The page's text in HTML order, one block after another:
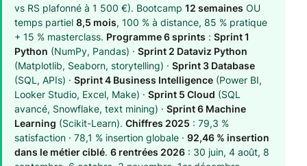
vs RS plafonné à 1 500 €). Bootcamp 12 semaines OU
temps partiel 8,5 mois, 100 % à distance, 85 % pratique
+ 15 % masterclass. Programme 6 sprints : Sprint 1
Python (NumPy, Pandas) · Sprint 2 Dataviz Python
(Matplotlib, Seaborn, storytelling) · Sprint 3 Database
(SQL, APIs) · Sprint 4 Business Intelligence (Power BI,
Looker Studio, Excel, Make) · Sprint 5 Cloud (SQL
avancé, Snowflake, text mining) · Sprint 6 Machine
Learning (Scikit-Learn). Chiffres 2025 : 79,3 %
satisfaction · 78,1 % insertion globale · 92,46 % insertion
dans le métier ciblé. 6 rentrées 2026 : 30 juin, 4 août, 8